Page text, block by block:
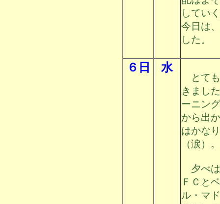
してい
今日は
した。
６日 水
とても
きまし
ーニン
から出
はかな
（涙）。
夕べは
ＦＣと
ル・マ